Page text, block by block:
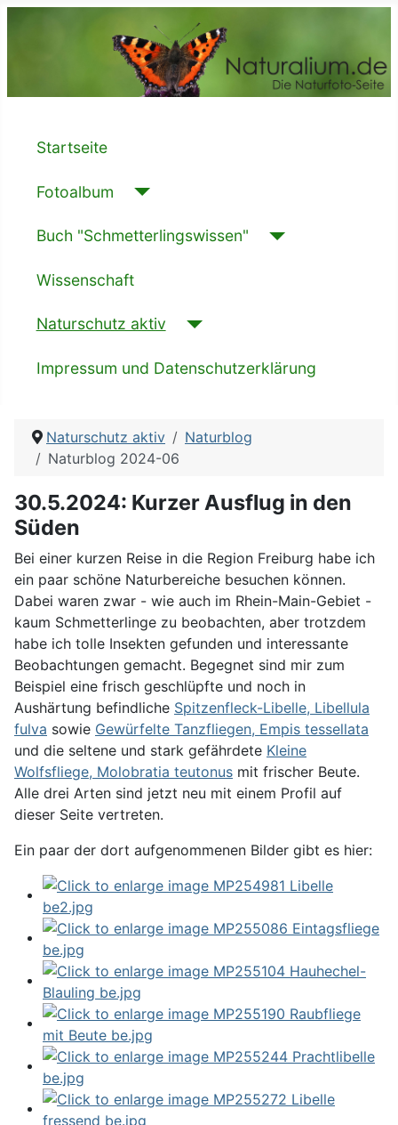
Startseite
Fotoalbum
Buch "Schmetterlingswissen"
Wissenschaft
Naturschutz aktiv
Impressum und Datenschutzerklärung
Naturschutz aktiv
Naturblog
Naturblog 2024-06
30.5.2024: Kurzer Ausflug in den
Süden
Bei einer kurzen Reise in die Region Freiburg habe ich
ein paar schöne Naturbereiche besuchen können.
Dabei waren zwar - wie auch im Rhein-Main-Gebiet -
kaum Schmetterlinge zu beobachten, aber trotzdem
habe ich tolle Insekten gefunden und interessante
Beobachtungen gemacht. Begegnet sind mir zum
Beispiel eine frisch geschlüpfte und noch in
Aushärtung befindliche Spitzenfleck-Libelle, Libellula
fulva sowie Gewürfelte Tanzfliegen, Empis tessellata
und die seltene und stark gefährdete Kleine
Wolfsfliege, Molobratia teutonus mit frischer Beute.
Alle drei Arten sind jetzt neu mit einem Profil auf
dieser Seite vertreten.
Ein paar der dort aufgenommenen Bilder gibt es hier: